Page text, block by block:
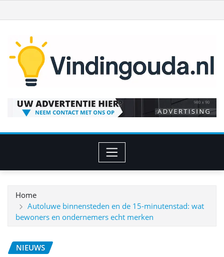
naar
inhoud
Home
Autoluwe binnensteden en de 15‑minutenstad: wat
bewoners en ondernemers echt merken
NIEUWS